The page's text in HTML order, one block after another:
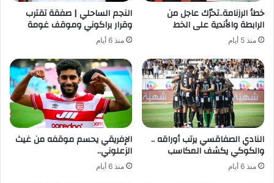
خطأ الرزنامة..تحرّك عاجل من
الرابطة والأندية على الخط
منذ 5 أيام
النجم الساحلي | صفقة تقترب
وقرار براكوني وموقف غومة
منذ 6 أيام
النادي الصفاقسي يرتب أوراقه ..
والكوكي يكشف المكاسب
منذ 6 أيام
الإفريقي يحسم موقفه من غيث
الزعلوني..
منذ 6 أيام